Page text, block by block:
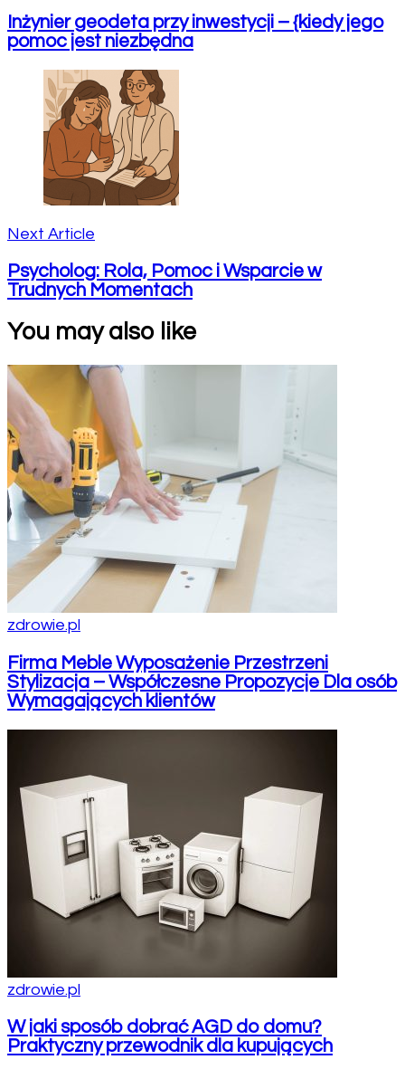
Inżynier geodeta przy inwestycji – {kiedy jego
pomoc jest niezbędna
Next Article
Psycholog: Rola, Pomoc i Wsparcie w
Trudnych Momentach
You may also like
zdrowie.pl
Firma Meble Wyposażenie Przestrzeni
Stylizacja – Współczesne Propozycje Dla osób
Wymagających klientów
zdrowie.pl
W jaki sposób dobrać AGD do domu?
Praktyczny przewodnik dla kupujących